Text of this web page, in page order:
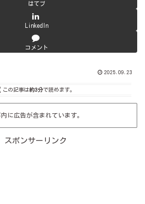
はてブ
LinkedIn
コメント
2025.09.23
この記事は約3分で読めます。
に広告が含まれています。
スポンサーリンク